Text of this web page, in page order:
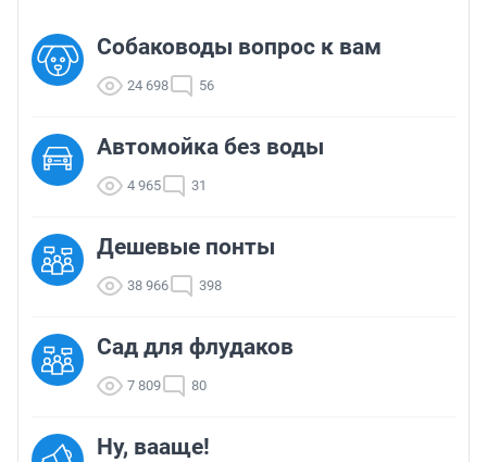
Собаководы вопрос к вам
24 698 56
Автомойка без воды
4 965 31
Дешевые понты
38 966 398
Сад для флудаков
7 809 80
Ну, вааще!